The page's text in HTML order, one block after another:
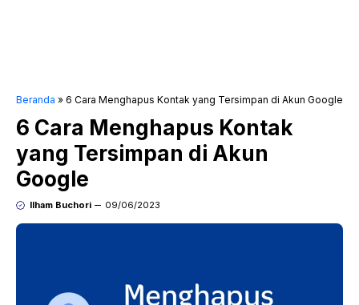
Beranda » 6 Cara Menghapus Kontak yang Tersimpan di Akun Google
6 Cara Menghapus Kontak
yang Tersimpan di Akun
Google
Ilham Buchori 09/06/2023